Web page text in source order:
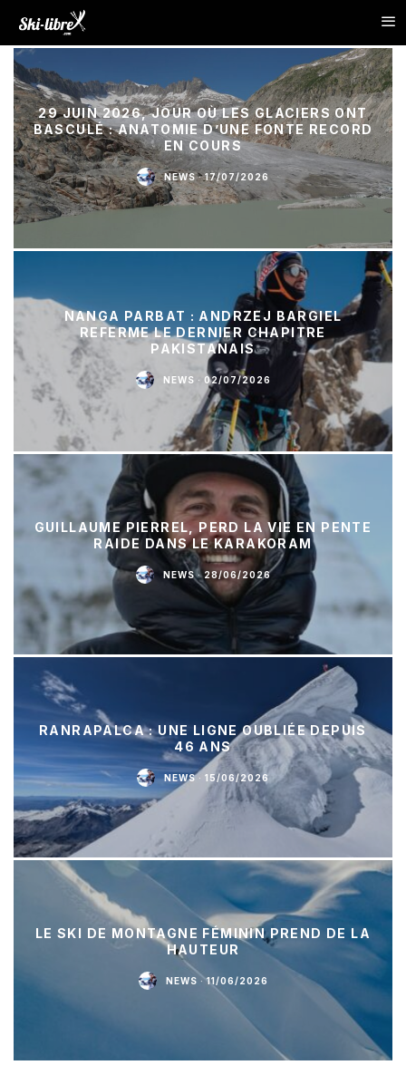
29 JUIN 2026, JOUR OÙ LES GLACIERS ONT
BASCULÉ : ANATOMIE D’UNE FONTE RECORD
EN COURS
NEWS · 17/07/2026
NANGA PARBAT : ANDRZEJ BARGIEL
REFERME LE DERNIER CHAPITRE
PAKISTANAIS
NEWS · 02/07/2026
GUILLAUME PIERREL, PERD LA VIE EN PENTE
RAIDE DANS LE KARAKORAM
NEWS · 28/06/2026
RANRAPALCA : UNE LIGNE OUBLIÉE DEPUIS
46 ANS
NEWS · 15/06/2026
LE SKI DE MONTAGNE FÉMININ PREND DE LA
HAUTEUR
NEWS · 11/06/2026